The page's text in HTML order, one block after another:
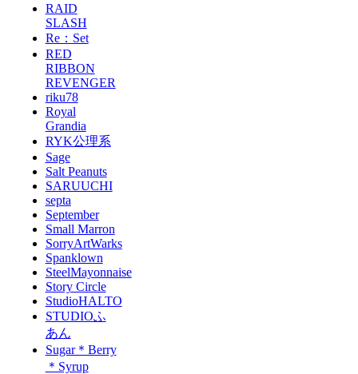
RAID
SLASH
Re：Set
RED
RIBBON
REVENGER
riku78
Royal
Grandia
RYK公理系
Sage
Salt Peanuts
SARUUCHI
septa
September
Small Marron
SorryArtWarks
Spanklown
SteelMayonnaise
Story Circle
StudioHALTO
STUDIOふ
あん
Sugar＊Berry
＊Syrup